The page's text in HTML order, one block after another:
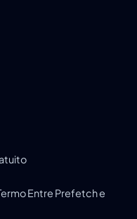
Entre Prefetch e